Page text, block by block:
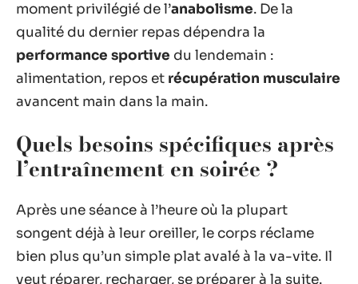
moment privilégié de l’anabolisme. De la
qualité du dernier repas dépendra la
performance sportive du lendemain :
alimentation, repos et récupération musculaire
avancent main dans la main.
Quels besoins spécifiques après
l’entraînement en soirée ?
Après une séance à l’heure où la plupart
songent déjà à leur oreiller, le corps réclame
bien plus qu’un simple plat avalé à la va-vite. Il
veut réparer, recharger, se préparer à la suite.